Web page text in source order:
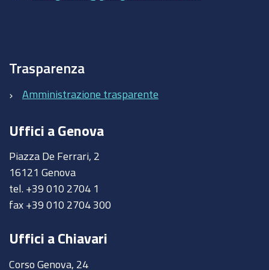
Trasparenza
Amministrazione trasparente
Uffici a Genova
Piazza De Ferrari, 2
16121 Genova
tel. +39 010 2704 1
fax +39 010 2704 300
Uffici a Chiavari
Corso Genova, 24